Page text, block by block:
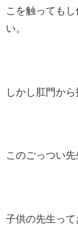
こを触っても
い。
しかし肛門か
このごっつい
子供の先生って